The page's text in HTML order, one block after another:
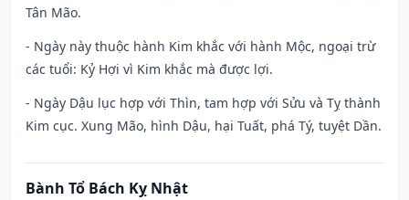
Tân Mão.
- Ngày này thuộc hành Kim khắc với hành Mộc, ngoại trừ
các tuổi: Kỷ Hợi vì Kim khắc mà được lợi.
- Ngày Dậu lục hợp với Thìn, tam hợp với Sửu và Tỵ thành
Kim cục. Xung Mão, hình Dậu, hại Tuất, phá Tý, tuyệt Dần.
Bành Tổ Bách Kỵ Nhật